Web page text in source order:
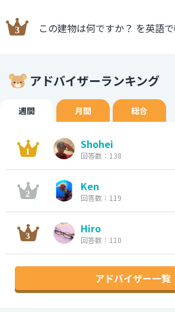
この建物は何ですか？ を英語
アドバイザーランキング
週間 月間 総合
Shohei
回答数：138
Ken
回答数：119
Hiro
回答数：110
アドバイザー一覧